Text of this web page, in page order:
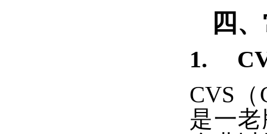
四
1.
CVS（
是一